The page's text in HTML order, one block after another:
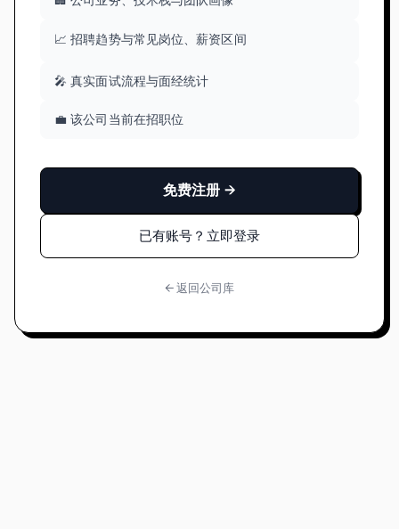
📈 招聘趋势与常见岗位、薪资区间
🎤 真实面试流程与面经统计
💼 该公司当前在招职位
免费注册 →
已有账号？立即登录
← 返回公司库